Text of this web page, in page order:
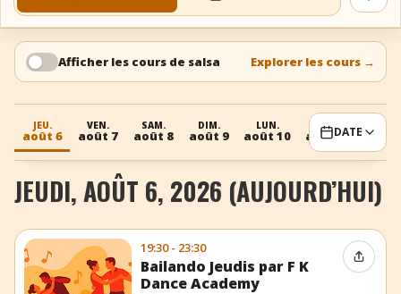
+ Ajouter un événement
Afficher les cours de salsa Explorer les cours →
JEU.
août 6
VEN.
août 7
SAM.
août 8
DIM.
août 9
LUN.
août 10
MAR.
août 11 août
DATE
JEUDI, AOÛT 6, 2026 (AUJOURD’HUI)
19:30 - 23:30
Bailando Jeudis par F K
Dance Academy